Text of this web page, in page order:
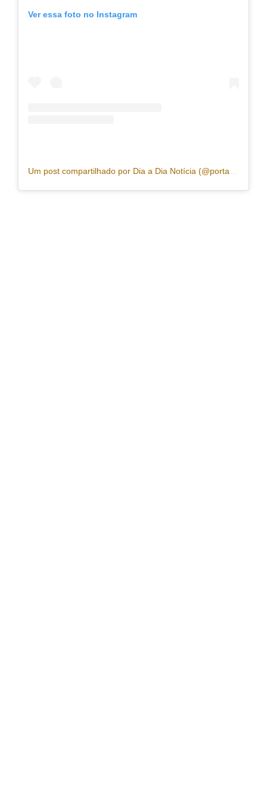
Ver essa foto no Instagram
Um post compartilhado por Dia a Dia Notícia (@portaldiaadia)